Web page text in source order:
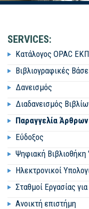
SERVICES:
Κατάλογος OPAC
Βιβλιογραφικές
Δανεισμός
Διαδανεισμός
Παραγγελία Άρθρων
Εύδοξος
Ψηφιακή Βιβλιοθήκη
Ηλεκτρονικοί
Σταθμοί Εργασίας
Ανοικτή επιστήμη